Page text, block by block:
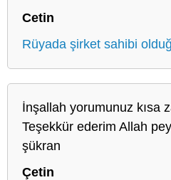
Cetin
Rüyada şirket sahibi
İnşallah yorumunuz kısa
Teşekkür ederim Allah
şükran
Çetin